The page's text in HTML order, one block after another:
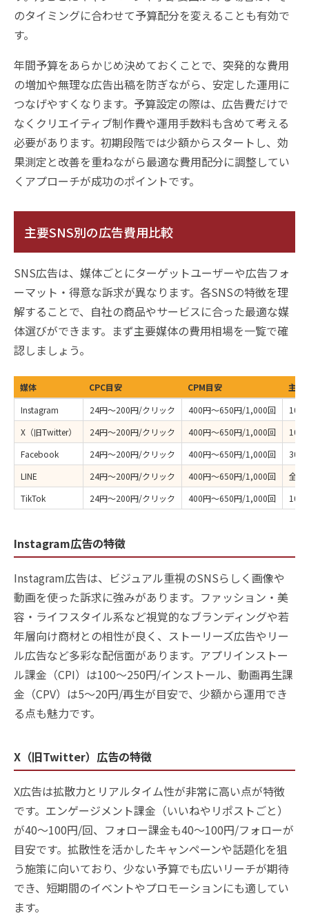
のタイミングに合わせて予算配分を変えることも有効で
す。
年間予算をあらかじめ決めておくことで、突発的な費用
の増加や無理な広告出稿を防ぎながら、安定した運用に
つなげやすくなります。予算設定の際は、広告費だけで
なくクリエイティブ制作費や運用手数料も含めて考える
必要があります。初期段階では少額からスタートし、効
果測定と改善を重ねながら最適な費用配分に調整してい
くアプローチが成功のポイントです。
主要SNS別の広告費用比較
SNS広告は、媒体ごとにターゲットユーザーや広告フォ
ーマット・得意な訴求が異なります。各SNSの特徴を理
解することで、自社の商品やサービスに合った最適な媒
体選びができます。まず主要媒体の費用相場を一覧で確
認しましょう。
媒体 CPC目安 CPM目安
主な
Instagram
24円〜200円/クリック 400円〜650円/1,000回
10
X（旧Twitter）
24円〜200円/クリック 400円〜650円/1,000回
10
Facebook
24円〜200円/クリック 400円〜650円/1,000回
30〜
LINE
24円〜200円/クリック 400円〜650円/1,000回
全年
TikTok
24円〜200円/クリック 400円〜650円/1,000回 10
Instagram広告の特徴
Instagram広告は、ビジュアル重視のSNSらしく画像や
動画を使った訴求に強みがあります。ファッション・美
容・ライフスタイル系など視覚的なブランディングや若
年層向け商材との相性が良く、ストーリーズ広告やリー
ル広告など多彩な配信面があります。アプリインストー
ル課金（CPI）は100〜250円/インストール、動画再生課
金（CPV）は5〜20円/再生が目安で、少額から運用でき
る点も魅力です。
X（旧Twitter）広告の特徴
X広告は拡散力とリアルタイム性が非常に高い点が特徴
です。エンゲージメント課金（いいねやリポストごと）
が40〜100円/回、フォロー課金も40〜100円/フォローが
目安です。拡散性を活かしたキャンペーンや話題化を狙
う施策に向いており、少ない予算でも広いリーチが期待
でき、短期間のイベントやプロモーションにも適してい
ます。